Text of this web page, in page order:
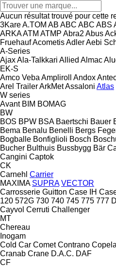
Aucun résultat trouvé pour cette
3KareA.TOM AB ABC ABC ABS
ARKAATM ATMP Abra2 Abus
FruehaufAcometisAdlerAebi
A-Series
AjaxAla-Talkkari Allied Almac
EK-S
Amco Veba Ampliroll Andox
Arel TrailerArkMetAssaloni Atlas
W series
Avant BIM BOMAG
BW
BOS BPW BSA Baertschi Bauer
Bema Benalu Benelli Bergs
Bogballe Bonfiglioli Bosch
Bucher Bulthuis Bussbygg Bär
Cangini Captok
CK
Carnehl Carrier
MAXIMA SUPRA VECTOR
Carrosserie Guitton Case IH
120 572G 730 740 745 775 777
Cayvol Cerruti Challenger
MT
Chereau
Inogam
Cold Car Comet Contrano
Cranab Crane D.A.C. DAF
CF